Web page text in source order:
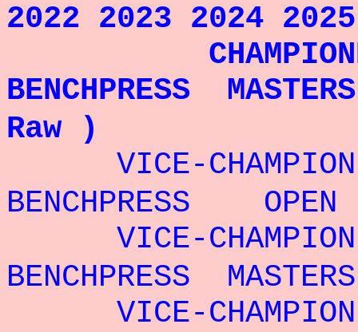
2022 2023 2024 2025
CHAMPIONNE
BENCHPRESS
Raw )
VICE-
BENCHPRESS
VICE-
BENCHPRESS
VICE-